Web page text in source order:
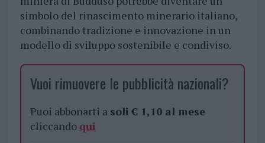
simbolo del rinascimento minerario italiano,
combinando tradizione e innovazione in un
modello di sviluppo sostenibile e condiviso.
Vuoi rimuovere le pubblicità nazionali?
Puoi abbonarti a soli € 1,10 al mese
cliccando qui